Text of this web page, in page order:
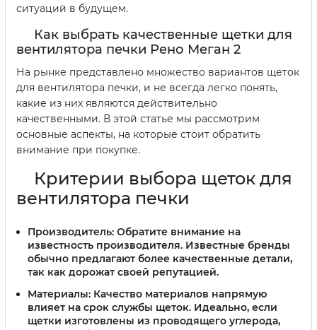
ситуаций в будущем.
Как выбрать качественные щетки для
вентилятора печки Рено Меган 2
На рынке представлено множество вариантов щеток
для вентилятора печки, и не всегда легко понять,
какие из них являются действительно
качественными. В этой статье мы рассмотрим
основные аспекты, на которые стоит обратить
внимание при покупке.
Критерии выбора щеток для
вентилятора печки
Производитель: Обратите внимание на
известность производителя. Известные бренды
обычно предлагают более качественные детали,
так как дорожат своей репутацией.
Материалы: Качество материалов напрямую
влияет на срок службы щеток. Идеально, если
щетки изготовлены из проводящего углерода,